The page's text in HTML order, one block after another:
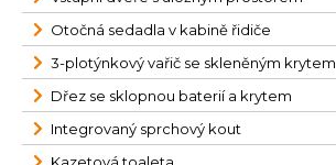
Otočná sedadla v kabině řidiče
3-plotýnkový vařič se skleněným krytem
Dřez se sklopnou baterií a krytem
Integrovaný sprchový kout